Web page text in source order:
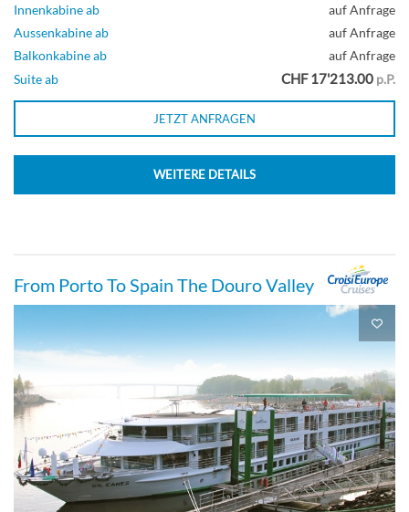
Innenkabine ab
auf Anfrage
Aussenkabine ab
auf Anfrage
Balkonkabine ab
auf Anfrage
Suite ab
CHF 17'213.00 p.P.
JETZT ANFRAGEN
WEITERE DETAILS
From Porto To Spain The Douro Valley